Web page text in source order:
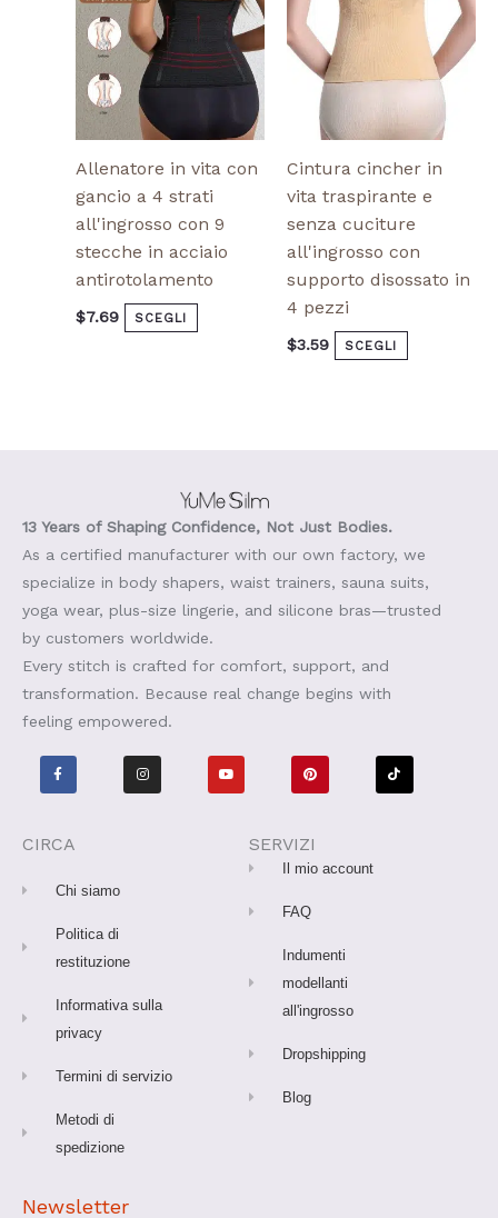
Allenatore in vita con
gancio a 4 strati
all'ingrosso con 9
stecche in acciaio
antirotolamento
$7.69 SCEGLI
scelte
nella
pagina
prodotto
Cintura cincher in
vita traspirante e
senza cuciture
all'ingrosso con
supporto disossato in
4 pezzi
$3.59 SCEGLI
scelte
nella
pagina
prodotto
13 Years of Shaping Confidence, Not Just Bodies.
As a certified manufacturer with our own factory, we
specialize in body shapers, waist trainers, sauna suits,
yoga wear, plus-size lingerie, and silicone bras—trusted
by customers worldwide.
Every stitch is crafted for comfort, support, and
transformation. Because real change begins with
feeling empowered.
F
a
c
e
o
k
I
n
s
t
Y
o
u
t
P
i
n
t
e
s
t
T
i
k
t
CIRCA
Chi siamo
Politica di
restituzione
Informativa sulla
privacy
Termini di servizio
Metodi di
spedizione
SERVIZI
Il mio account
FAQ
Indumenti
modellanti
all'ingrosso
Dropshipping
Blog
Newsletter